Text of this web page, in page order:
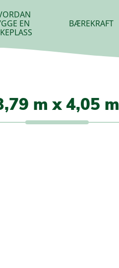
EN
BÆREKRAFT
m x 4,05 m